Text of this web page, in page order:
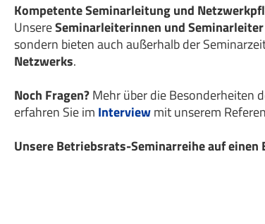
Kompetente Seminarleitung und
UnsereSeminarleiterinnen und Seminarleiter
sondern bieten auch außerhalb der
Netzwerks.
Noch Fragen?Mehr über die Besonderheiten
erfahren Sie im Interviewmit unserem
Unsere Betriebsrats-Seminarreihe auf